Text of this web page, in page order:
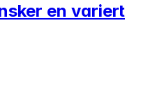
en variert